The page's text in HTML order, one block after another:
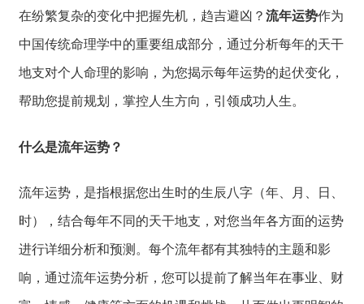
在纷繁复杂的变化中把握先机， 趋吉避凶？ 流年运势作为
中国传统命理学中的重要组成部分， 通过分析每年的天干
地支对个人命理的影响， 为您揭示每年运势的起伏变化，
帮助您提前规划， 掌控人生方向， 引领成功人生。
什么是流年运势？
流年运势， 是指根据您出生时的生辰八字（年、 月、 日、
时）， 结合每年不同的天干地支， 对您当年各方面的运势
进行详细分析和预测。 每个流年都有其独特的主题和影
响， 通过流年运势分析， 您可以提前了解当年在事业、 财